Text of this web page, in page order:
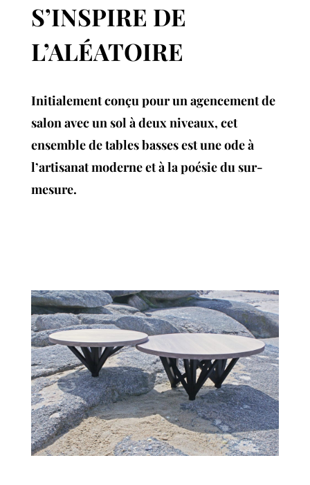
S’INSPIRE DE
L’ALÉATOIRE
Initialement conçu pour un agencement de
salon avec un sol à deux niveaux, cet
ensemble de tables basses est une ode à
l’artisanat moderne et à la poésie du sur-
mesure.